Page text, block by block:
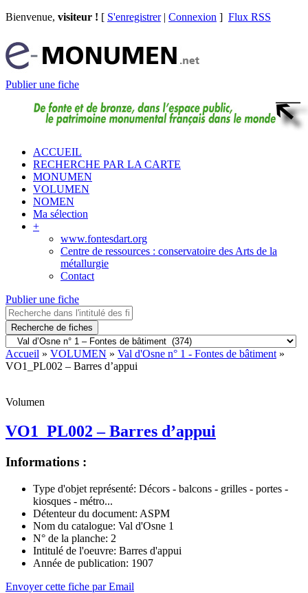
Bienvenue, visiteur ! [ S'enregistrer| Connexion ] Flux RSS
Publier une fiche
ACCUEIL
RECHERCHE PAR LA CARTE
MONUMEN
VOLUMEN
NOMEN
Ma sélection
+
www.fontesdart.org
Centre de ressources : conservatoire des Arts de la
métallurgie
Contact
Publier une fiche
Recherche de fiches
Accueil » VOLUMEN » Val d'Osne n° 1 - Fontes de bâtiment »
VO1_PL002 – Barres d’appui
Volumen
VO1_PL002 – Barres d’appui
Informations :
Type d'objet représenté: Décors - balcons - grilles - portes -
kiosques - métro...
Détenteur du document: ASPM
Nom du catalogue: Val d'Osne 1
N° de la planche: 2
Intitulé de l'oeuvre: Barres d'appui
Année de publication: 1907
Envoyer cette fiche par Email